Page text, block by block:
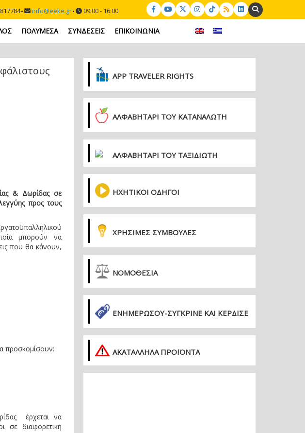
info@eeke.gr 09:00 - 16:00 Search:
ΠΟΛΥΜΕΣΑ ΣΥΝΔΕΣΕΙΣ ΕΠΙΚΟΙΝΩΝΙΑ
& Δωρίδας σε
προς τους
μπορούν να
που θα κάνουν,
προσκομίσουν:
έρχεται να
σε διαφορετική
APP TRAVELER RIGHTS
ΑΛΦΑΒΗΤΑΡΙ ΤΟΥ ΚΑΤΑΝΑΛΩΤΗ
ΑΛΦΑΒΗΤΑΡΙ ΤΟΥ ΤΑΞΙΔΙΩΤΗ
ΗΧΗΤΙΚΟΙ ΟΔΗΓΟΙ
ΧΡΗΣΙΜΕΣ ΣΥΜΒΟΥΛΕΣ
ΝΟΜΟΘΕΣΙΑ
ΕΝΗΜΕΡΏΣΟΥ-ΣΎΓΚΡΙΝΕ ΚΑΙ ΚΈΡΔΙΣΕ
ΑΚΑΤΑΛΛΗΛΑ ΠΡΟΪΟΝΤΑ